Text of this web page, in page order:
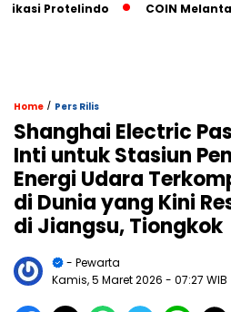
Protelindo COIN Melantai di
Home / Pers Rilis
Shanghai Electric
Inti untuk Stasiun
Energi Udara
di Dunia yang Kini
di Jiangsu, Tiongkok
- Pewarta
Kamis, 5 Maret 2026 - 07:27 WIB